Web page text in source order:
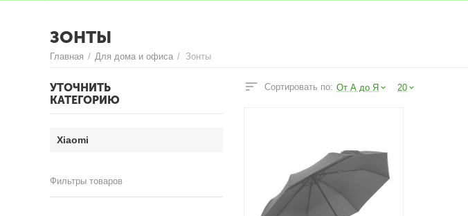
ЗОНТЫ
Главная / Для дома и офиса / Зонты
Сортировать по: От А до Я 20
УТОЧНИТЬ
КАТЕГОРИЮ
Xiaomi
Фильтры товаров